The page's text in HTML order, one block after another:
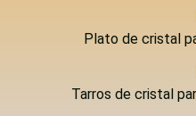
Plato de cristal
Tarros de cristal